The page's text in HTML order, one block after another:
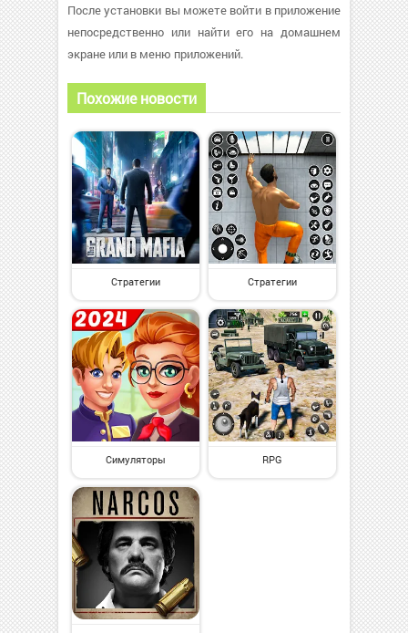
После установки вы можете войти в приложение
непосредственно или найти его на домашнем
экране или в меню приложений.
Похожие новости
Стратегии Стратегии
Симуляторы RPG